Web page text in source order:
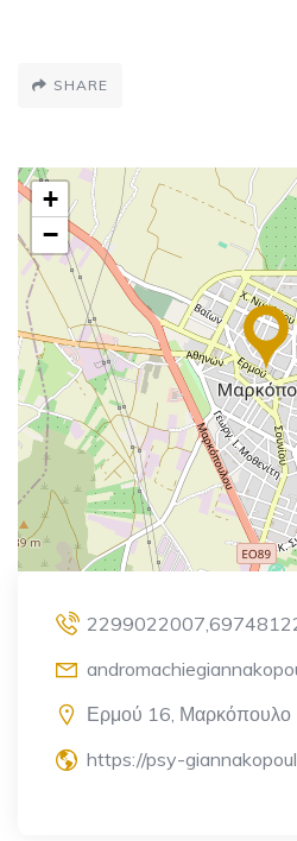
SHARE
+
−
Ερμού 16, Μαρκόπουλο
https://psy-